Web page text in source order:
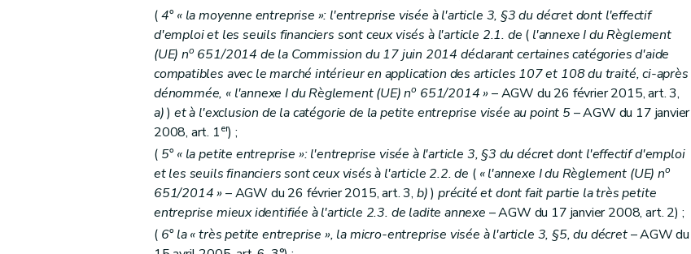
(4° « la moyenne entreprise »: l'entreprise visée à l'article 3, §3 du décret dont l'effectif
d'emploi et les seuils financiers sont ceux visés à l'article 2.1. de ( l'annexe I du Règlement
(UE) no 651/2014 de la Commission du 17 juin 2014 déclarant certaines catégories d'aide
compatibles avec le marché intérieur en application des articles 107 et 108 du traité, ci-après
dénommée, « l'annexe I du Règlement (UE) no 651/2014 »– AGW du 26 février 2015, art. 3,
a)) et à l'exclusion de la catégorie de la petite entreprise visée au point 5– AGW du 17 janvier
2008, art. 1er) ;
( 5° « la petite entreprise »: l'entreprise visée à l'article 3, §3 du décret dont l'effectif d'emploi
et les seuils financiers sont ceux visés à l'article 2.2. de ( « l'annexe I du Règlement (UE) no
651/2014 »– AGW du 26 février 2015, art. 3, b)) précité et dont fait partie la très petite
entreprise mieux identifiée à l'article 2.3. de ladite annexe – AGW du 17 janvier 2008, art. 2) ;
( 6° la « très petite entreprise », la micro-entreprise visée à l'article 3, §5, du décret– AGW du